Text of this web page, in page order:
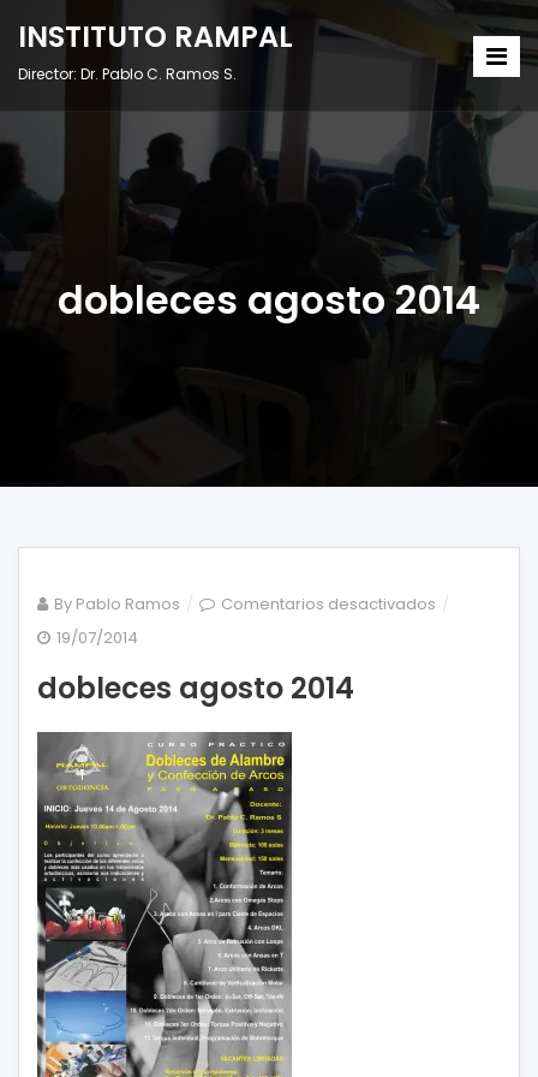
INSTITUTO RAMPAL
Director: Dr. Pablo C. Ramos S.
dobleces agosto 2014
By Pablo Ramos Comentarios desactivados en
19/07/2014
dobleces agosto 2014